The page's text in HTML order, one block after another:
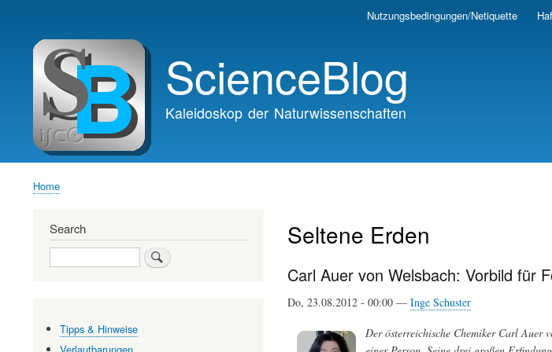
Skip
navigation
Nutzungsbedingungen/Netiquette
ScienceBlog
Kaleidoskop der Naturwissenschaften
Home
Seltene Erden
Carl Auer von Welsbach: Vorbild für
Do, 23.08.2012 - 00:00 — Inge Schuster
Der österreichische Chemiker Carl Auer
Search
Search
Tipps & Hinweise
Verlautbarungen